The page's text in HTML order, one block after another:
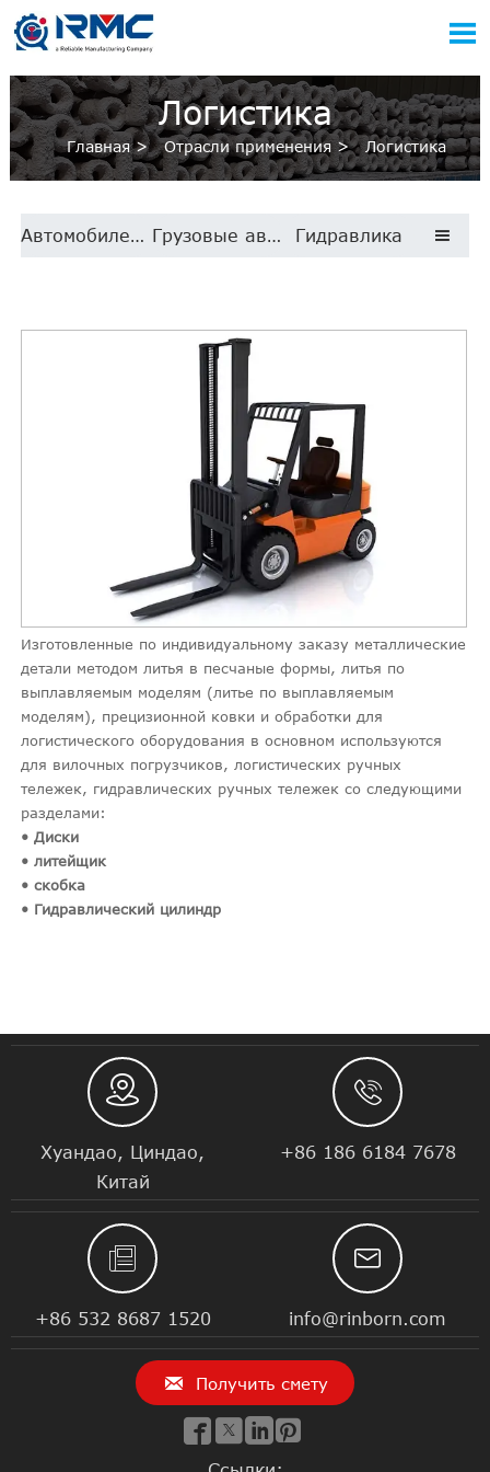

Логистика
Главная> Отрасли применения> Логистика
Автомобилестроение Грузовые автомобили Гидравлика 
Изготовленные по индивидуальному заказу металлические
детали методом литья в песчаные формы, литья по
выплавляемым моделям (литье по выплавляемым
моделям), прецизионной ковки и обработки для
логистического оборудования в основном используются
для вилочных погрузчиков, логистических ручных
тележек, гидравлических ручных тележек со следующими
разделами:
• Диски
• литейщик
• скобка
• Гидравлический цилиндр

Хуандао, Циндао,
Китай

+86 186 6184 7678

+86 532 8687 1520

info@rinborn.com
 Получить смету
   